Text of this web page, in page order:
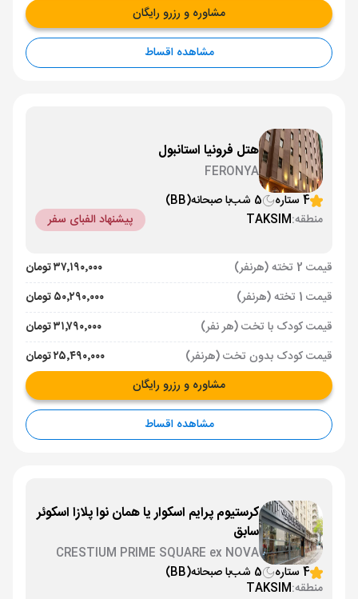
مشاوره و رزرو رایگان
مشاهده اقساط
هتل فرونیا استانبول
FERONYA
4 ستاره
5 شب با صبحانه(BB)
منطقه:TAKSIM پیشنهاد الفبای سفر
قیمت 2 تخته (هرنفر)
۳۷٬۱۹۰٬۰۰۰ تومان
قیمت 1 تخته (هرنفر)
۵۰٬۲۹۰٬۰۰۰ تومان
قیمت کودک با تخت (هر نفر)
۳۱٬۷۹۰٬۰۰۰ تومان
قیمت کودک بدون تخت (هرنفر)
۲۵٬۴۹۰٬۰۰۰ تومان
مشاوره و رزرو رایگان
مشاهده اقساط
کرستیوم پرایم اسکوار یا همان نوا پلازا اسکوئر
سابق
CRESTIUM PRIME SQUARE ex NOVA
PLAZA SQUARE
4 ستاره 5 شب با صبحانه(BB)
منطقه:TAKSIM